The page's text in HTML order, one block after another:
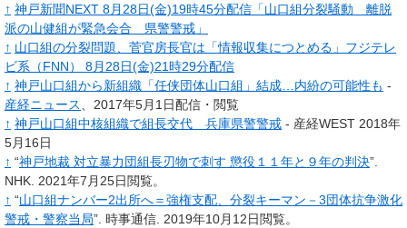
↑ 神戸新聞NEXT 8月28日(金)19時45分配信「山口組分裂騒動 離脱
派の山健組が緊急会合 県警警戒」
↑ 山口組の分裂問題、菅官房長官は「情報収集につとめる」フジテレ
ビ系（FNN） 8月28日(金)21時29分配信
↑ 神戸山口組から新組織「任侠団体山口組」結成…内紛の可能性も -
産経ニュース
、2017年5月1日配信・閲覧
↑ 神戸山口組中核組織で組長交代 兵庫県警警戒 - 産経WEST 2018年
5月16日
↑ “神戸地裁 対立暴力団組長刃物で刺す 懲役１１年と９年の判決”.
NHK. 2021年7月25日閲覧。
↑ “山口組ナンバー2出所へ＝強権支配、分裂キーマン－3団体抗争激化
警戒・警察当局”. 時事通信. 2019年10月12日閲覧。